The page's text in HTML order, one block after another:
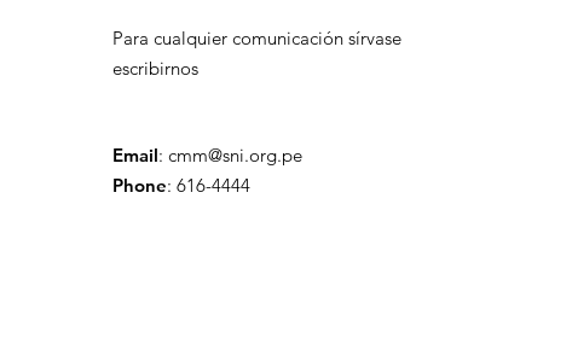
Para cualquier comunicación sírvase
escribirnos
Email: cmm@sni.org.pe
Phone: 616-4444